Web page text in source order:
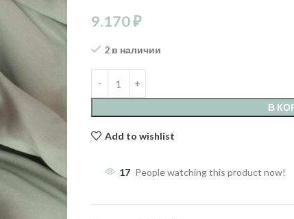
9.170₽
2 в наличии
В
Add to wishlist
17 People watching this product now!